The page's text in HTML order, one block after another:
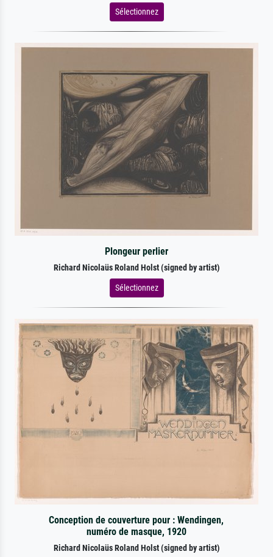
Sélectionnez
Plongeur perlier
Richard Nicolaüs Roland Holst (signed by artist)
Sélectionnez
Conception de couverture pour : Wendingen,
numéro de masque, 1920
Richard Nicolaüs Roland Holst (signed by artist)